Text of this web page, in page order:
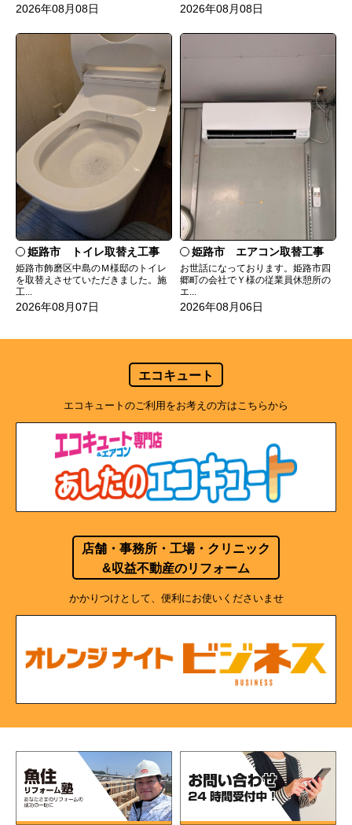
2026年08月08日 2026年08月08日
姫路市 トイレ取替え工事
姫路市飾磨区中島のＭ様邸のトイレ
を取替えさせていただきました。施
工...
2026年08月07日
姫路市 エアコン取替工事
お世話になっております。姫路市四
郷町の会社でＹ様の従業員休憩所の
エ...
2026年08月06日
エコキュート
エコキュートのご利用をお考えの方はこちらから
店舗・事務所・工場・クリニック
&収益不動産のリフォーム
かかりつけとして、便利にお使いくださいませ